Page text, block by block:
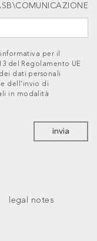
per il
del Regolamento UE
dati personali
dell’invio di
in modalità
invia
legal notes